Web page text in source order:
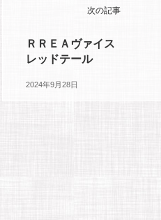
次の記事
ＲＲＥＡヴァイス
レッドテール
2024年9月28日